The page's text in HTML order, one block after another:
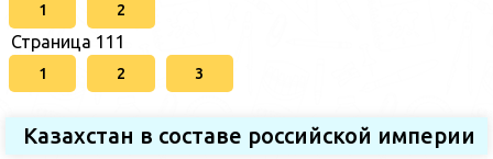
1 2
Страница 111
1 2 3
Казахстан в составе российской империи